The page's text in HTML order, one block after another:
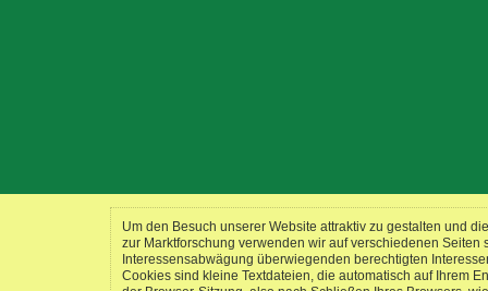
Um den Besuch unserer Website attraktiv zu gestalten und
zur Marktforschung verwenden wir auf verschiedenen
Interessensabwägung überwiegenden berechtigten
Cookies sind kleine Textdateien, die automatisch auf Ihrem